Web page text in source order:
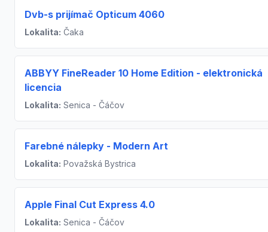
Dvb-s prijímač Opticum 4060
Lokalita: Čaka
ABBYY FineReader 10 Home Edition - elektronická
licencia
Lokalita: Senica - Čáčov
Farebné nálepky - Modern Art
Lokalita: Považská Bystrica
Apple Final Cut Express 4.0
Lokalita: Senica - Čáčov